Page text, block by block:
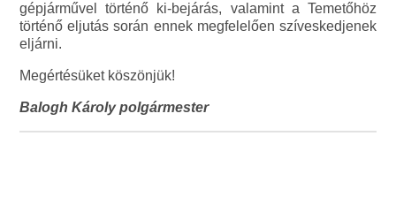
gépjárművel történő ki-bejárás, valamint a Temetőhöz
történő eljutás során ennek megfelelően szíveskedjenek
eljárni.
Megértésüket köszönjük!
Balogh Károly polgármester